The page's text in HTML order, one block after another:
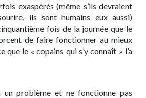
exaspérés (même s’ils devraient
ils sont humains eux aussi)
fois de la journée que le
de faire fonctionner au mieux
que le « copains qui s’y connaît » l’a
problème et ne fonctionne pas